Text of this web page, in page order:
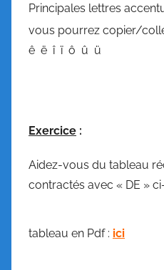
Principales lettres
vous pourrez copier/
ê ë î ï ô û ü
Exercice :
Aidez-vous du tableau
contractés avec « DE »
tableau en Pdf : ici